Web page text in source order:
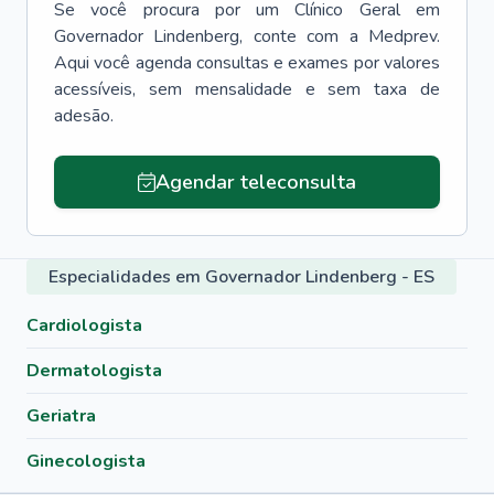
Se você procura por um Clínico Geral
em
Governador Lindenberg, conte com a Medprev.
Aqui você agenda consultas e exames por valores
acessíveis, sem mensalidade e sem taxa de
adesão.
Agendar teleconsulta
Especialidades em Governador Lindenberg - ES
Cardiologista
Dermatologista
Geriatra
Ginecologista